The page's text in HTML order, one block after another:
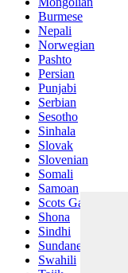
Burmese
Nepali
Norwegian
Pashto
Persian
Punjabi
Serbian
Sesotho
Sinhala
Slovak
Slovenian
Somali
Samoan
Scots Gaelic
Shona
Sindhi
Sundanese
Swahili